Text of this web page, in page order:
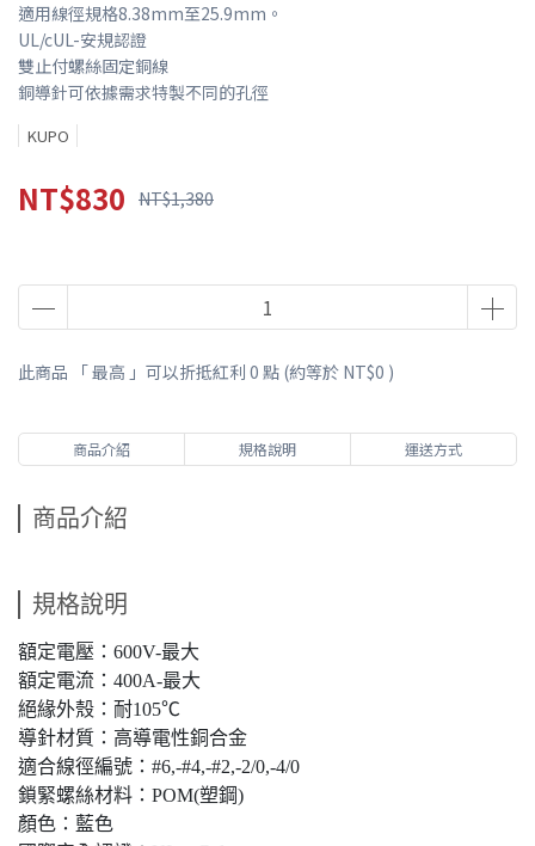
適用線徑規格8.38mm至25.9mm。
UL/cUL-安規認證
雙止付螺絲固定銅線
銅導針可依據需求特製不同的孔徑
KUPO
NT$830 NT$1,380
此商品 「 最高 」可以折抵紅利 0 點 (約等於 NT$0 )
商品介紹 規格說明 運送方式
商品介紹
規格說明
額定電壓：600V-最大
額定電流：400A-最大
絕緣外殼：耐105℃
導針材質：高導電性銅合金
適合線徑編號：#6,-#4,-#2,-2/0,-4/0
鎖緊螺絲材料：POM(塑鋼)
顏色：藍色